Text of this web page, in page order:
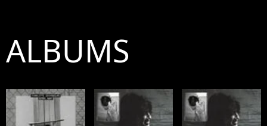
ALBUMS